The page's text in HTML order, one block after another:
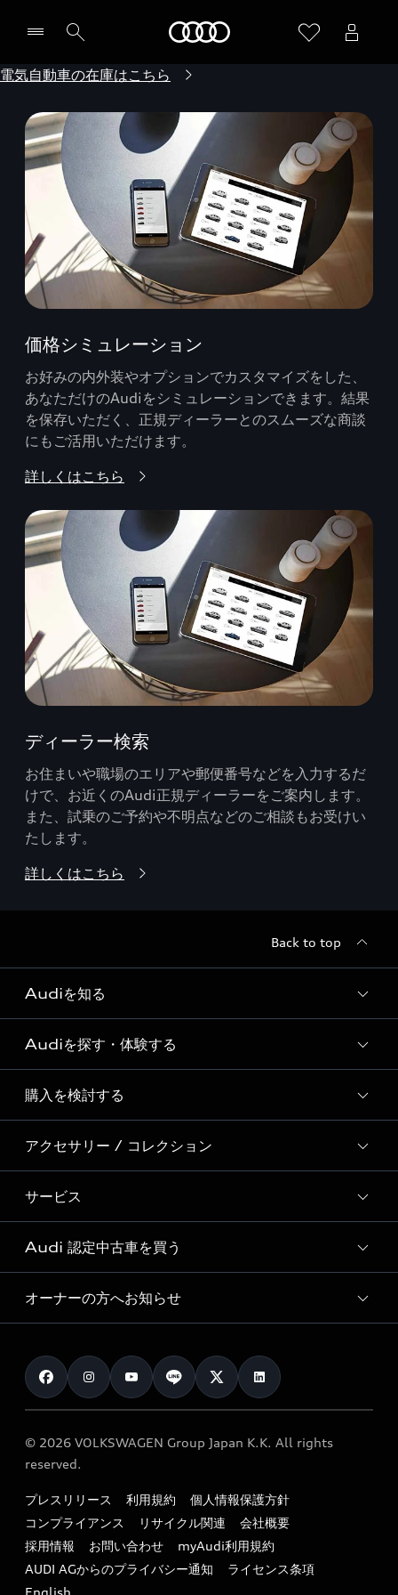
電気自動車の在庫はこちら
価格シミュレーション
お好みの内外装やオプションでカスタマイズをした、
あなただけのAudiをシミュレーションできます。結果
を保存いただく、正規ディーラーとのスムーズな商談
にもご活用いただけます。
詳しくはこちら
ディーラー検索
お住まいや職場のエリアや郵便番号などを入力するだ
けで、お近くのAudi正規ディーラーをご案内します。
また、試乗のご予約や不明点などのご相談もお受けい
たします。
詳しくはこちら
Back to top
Audiを知る
Audi ブランド
Story of Progress
Audi Sport
Formula 1®
デジタルサービス
Audiを探す・体験する
ディーラー検索
新車在庫検索
試乗車・展示車検索
見積り依頼
試乗予約
購入を検討する
モデル一覧
特別仕様モデル / 限定モデル
e-tronラインアップ
価格シミュレーション
車両比較
カタログ一覧
アクセサリー / コレクション
純正アクセサリー
オンラインショップ
Audi collection
アウディナビアプリ
サービス
サービス入庫予約
サービスプログラム
メンテナンス
車検 / 定期点検
e-tronアフターサポート
myAudi
Audi 認定中古車を買う
Audi認定中古車
クオリティ
保証
メンテナンス
ファイナンス
キャンペーン / イベント
買取査定
オーナーの方へお知らせ
お知らせ
オーナー様向けキャンペーン
特定整備適用車一覧
リサイクル法
よくある質問（FAQ）
© 2026 VOLKSWAGEN Group Japan K.K. All rights
reserved.
プレスリリース 利用規約
個人情報保護方針
コンプライアンス
リサイクル関連
会社概要
採用情報
お問い合わせ
myAudi利用規約
AUDI AGからのプライバシー通知
ライセンス条項
English